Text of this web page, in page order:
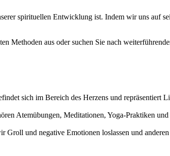
spirituellen Entwicklung ist. Indem wir uns auf
Methoden aus oder suchen Sie nach
sich im Bereich des Herzens und repräsentiert
Atemübungen, Meditationen, Yoga-Praktiken
Groll und negative Emotionen loslassen und